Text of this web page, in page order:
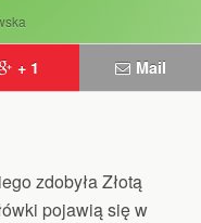
+ 1 Mail
zdobyła Złotą
pojawią się w